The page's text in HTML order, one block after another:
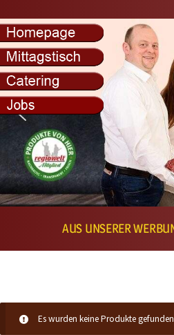
AUS UNSERER
Es wurden keine Produkte